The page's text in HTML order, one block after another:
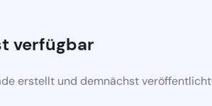
verfügbar
erstellt und demnächst veröffentlicht